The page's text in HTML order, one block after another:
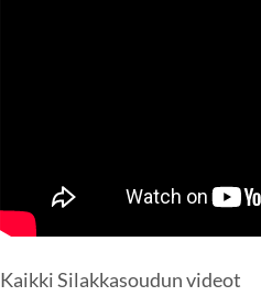
Kaikki Silakkasoudun videot